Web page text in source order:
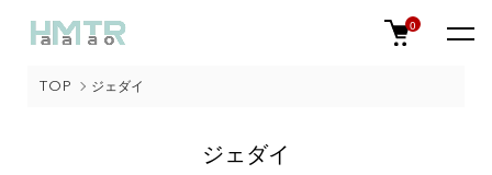
0
TOP ジェダイ
ジェダイ